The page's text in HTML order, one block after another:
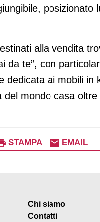
posizionato
alla vendita
da te”, con
dedicata ai mobili
del mondo casa
STAMPA EMAIL
i conferma il supporto al
Chi siamo
Contatti